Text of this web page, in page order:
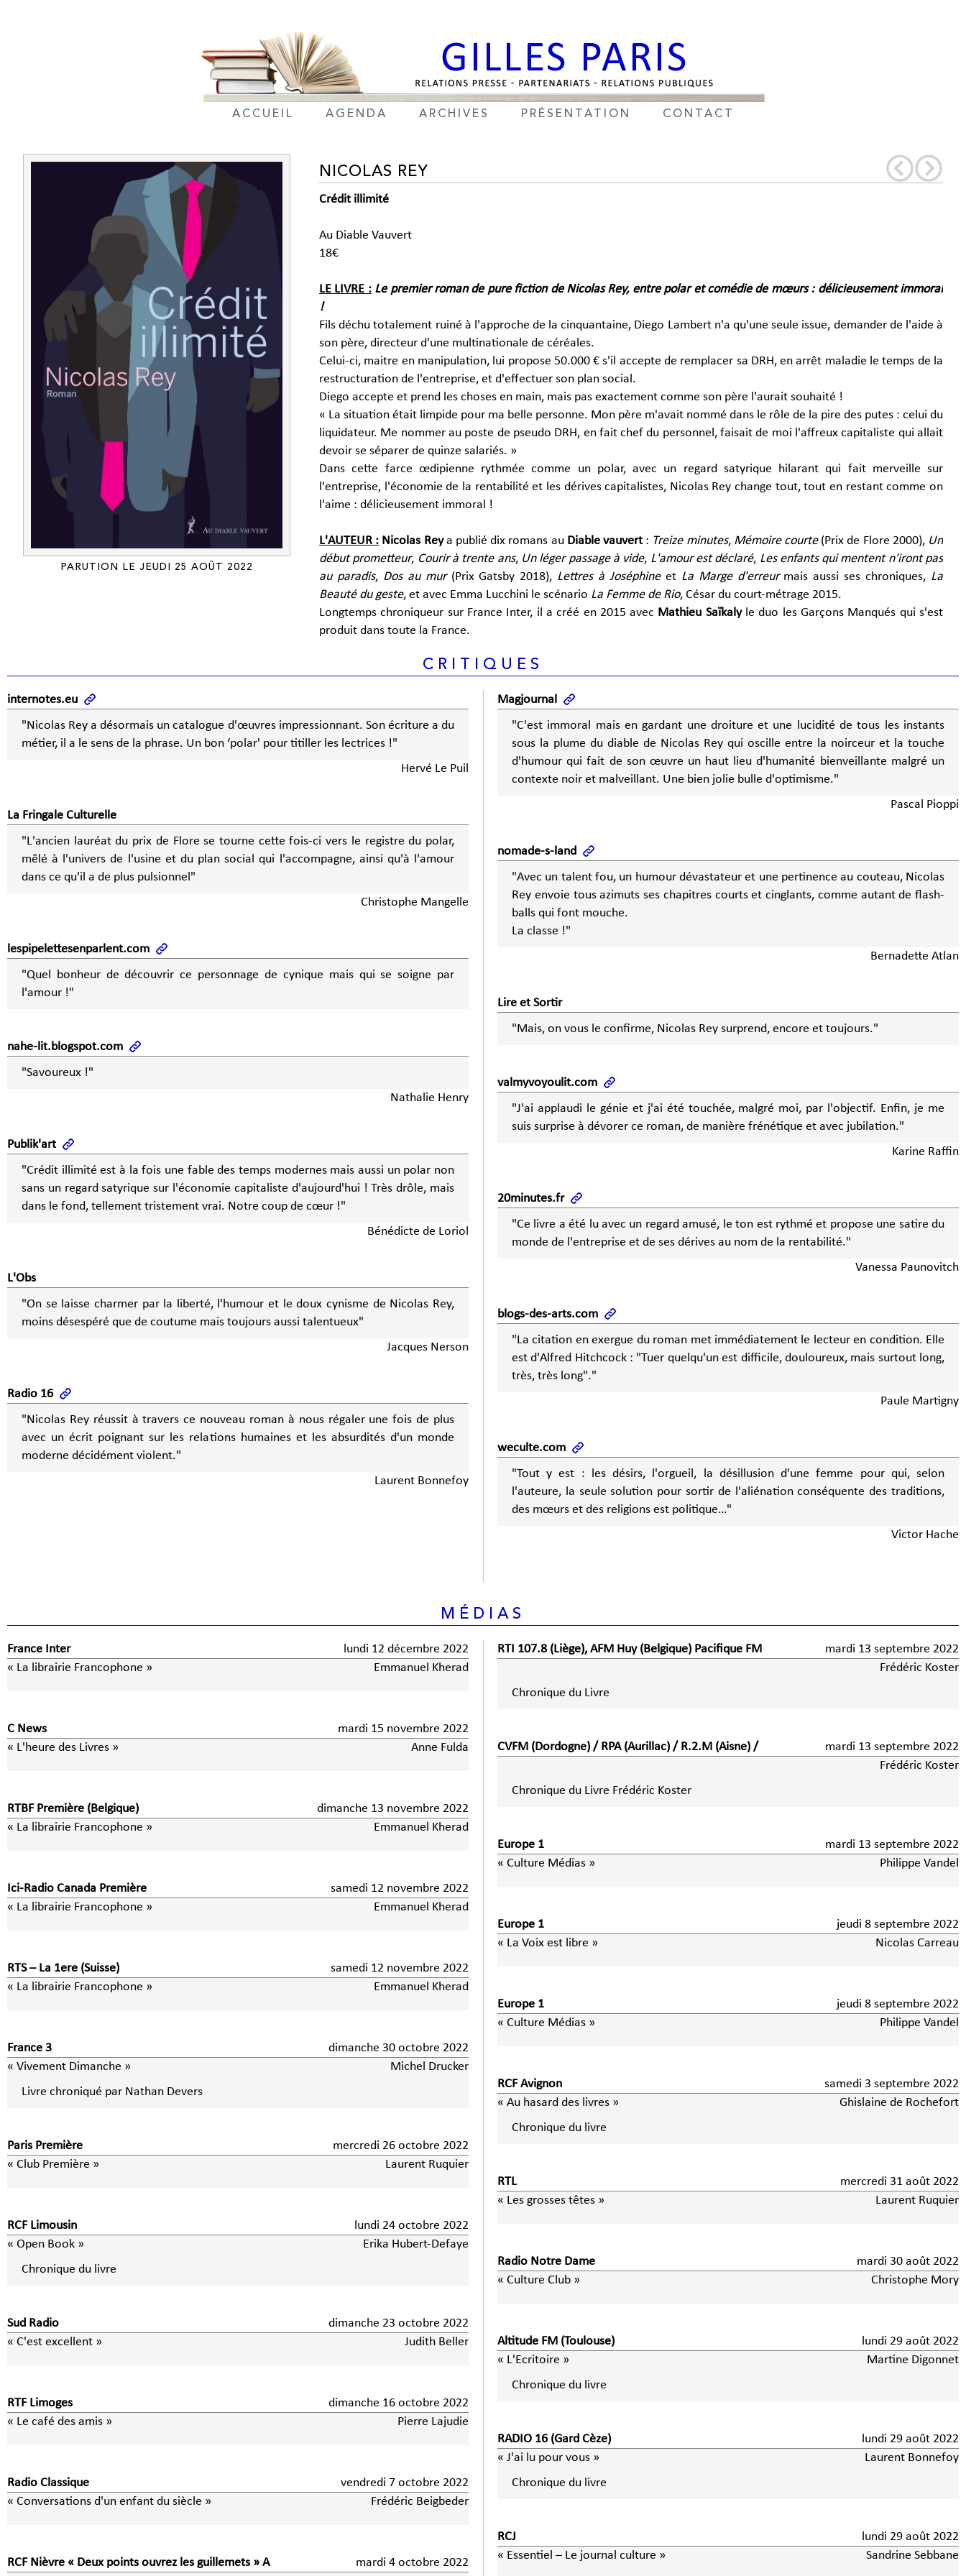
ACCUEIL AGENDA ARCHIVES PRÉSENTATION CONTACT
PARUTION LE JEUDI 25 AOÛT 2022
NICOLAS REY
Crédit illimité
Au Diable Vauvert
18€
LE LIVRE : Le premier roman de pure fiction de Nicolas Rey, entre polar et comédie de mœurs : délicieusement immoral
!
Fils déchu totalement ruiné à l'approche de la cinquantaine, Diego Lambert n'a qu'une seule issue, demander de l'aide à
son père, directeur d'une multinationale de céréales.
Celui-ci, maitre en manipulation, lui propose 50.000 € s'il accepte de remplacer sa DRH, en arrêt maladie le temps de la
restructuration de l'entreprise, et d'effectuer son plan social.
Diego accepte et prend les choses en main, mais pas exactement comme son père l'aurait souhaité !
« La situation était limpide pour ma belle personne. Mon père m'avait nommé dans le rôle de la pire des putes : celui du
liquidateur. Me nommer au poste de pseudo DRH, en fait chef du personnel, faisait de moi l'affreux capitaliste qui allait
devoir se séparer de quinze salariés. »
Dans cette farce œdipienne rythmée comme un polar, avec un regard satyrique hilarant qui fait merveille sur
l'entreprise, l'économie de la rentabilité et les dérives capitalistes, Nicolas Rey change tout, tout en restant comme on
l'aime : délicieusement immoral !
L'AUTEUR : Nicolas Reya publié dix romans au Diable vauvert: Treize minutes, Mémoire courte(Prix de Flore 2000), Un
début prometteur, Courir à trente ans, Un léger passage à vide, L'amour est déclaré, Les enfants qui mentent n'iront pas
au paradis, Dos au mur(Prix Gatsby 2018), Lettres à Joséphineet La Marge d'erreurmais aussi ses chroniques, La
Beauté du geste, et avec Emma Lucchini le scénario La Femme de Rio, César du court-métrage 2015.
Longtemps chroniqueur sur France Inter, il a créé en 2015 avec Mathieu Saïkalyle duo les Garçons Manqués qui s'est
produit dans toute la France.
CRITIQUES
internotes.eu
"Nicolas Rey a désormais un catalogue d'œuvres impressionnant. Son écriture a du
métier, il a le sens de la phrase. Un bon ‘polar' pour titiller les lectrices !"
Hervé Le Puil
La Fringale Culturelle
"L'ancien lauréat du prix de Flore se tourne cette fois-ci vers le registre du polar,
mêlé à l'univers de l'usine et du plan social qui l'accompagne, ainsi qu'à l'amour
dans ce qu'il a de plus pulsionnel"
Christophe Mangelle
lespipelettesenparlent.com
"Quel bonheur de découvrir ce personnage de cynique mais qui se soigne par
l'amour !"
nahe-lit.blogspot.com
"Savoureux !"
Nathalie Henry
Publik'art
"Crédit illimité est à la fois une fable des temps modernes mais aussi un polar non
sans un regard satyrique sur l'économie capitaliste d'aujourd'hui ! Très drôle, mais
dans le fond, tellement tristement vrai. Notre coup de cœur !"
Bénédicte de Loriol
L'Obs
"On se laisse charmer par la liberté, l'humour et le doux cynisme de Nicolas Rey,
moins désespéré que de coutume mais toujours aussi talentueux"
Jacques Nerson
Radio 16
"Nicolas Rey réussit à travers ce nouveau roman à nous régaler une fois de plus
avec un écrit poignant sur les relations humaines et les absurdités d'un monde
moderne décidément violent."
Laurent Bonnefoy
Magjournal
"C'est immoral mais en gardant une droiture et une lucidité de tous les instants
sous la plume du diable de Nicolas Rey qui oscille entre la noirceur et la touche
d'humour qui fait de son œuvre un haut lieu d'humanité bienveillante malgré un
contexte noir et malveillant. Une bien jolie bulle d'optimisme."
Pascal Pioppi
nomade-s-land
"Avec un talent fou, un humour dévastateur et une pertinence au couteau, Nicolas
Rey envoie tous azimuts ses chapitres courts et cinglants, comme autant de flash-
balls qui font mouche.
La classe !"
Bernadette Atlan
Lire et Sortir
"Mais, on vous le confirme, Nicolas Rey surprend, encore et toujours."
valmyvoyoulit.com
"J'ai applaudi le génie et j'ai été touchée, malgré moi, par l'objectif. Enfin, je me
suis surprise à dévorer ce roman, de manière frénétique et avec jubilation."
Karine Raffin
20minutes.fr
"Ce livre a été lu avec un regard amusé, le ton est rythmé et propose une satire du
monde de l'entreprise et de ses dérives au nom de la rentabilité."
Vanessa Paunovitch
blogs-des-arts.com
"La citation en exergue du roman met immédiatement le lecteur en condition. Elle
est d'Alfred Hitchcock : "Tuer quelqu'un est difficile, douloureux, mais surtout long,
très, très long"."
Paule Martigny
weculte.com
"Tout y est : les désirs, l'orgueil, la désillusion d'une femme pour qui, selon
l'auteure, la seule solution pour sortir de l'aliénation conséquente des traditions,
des mœurs et des religions est politique…"
Victor Hache
MÉDIAS
France Inter
lundi 12 décembre 2022
« La librairie Francophone »
Emmanuel Kherad
C News
mardi 15 novembre 2022
« L'heure des Livres »
Anne Fulda
RTBF Première (Belgique)
dimanche 13 novembre 2022
« La librairie Francophone »
Emmanuel Kherad
Ici-Radio Canada Première
samedi 12 novembre 2022
« La librairie Francophone »
Emmanuel Kherad
RTS – La 1ere (Suisse)
samedi 12 novembre 2022
« La librairie Francophone »
Emmanuel Kherad
France 3
dimanche 30 octobre 2022
« Vivement Dimanche »
Michel Drucker
Livre chroniqué par Nathan Devers
Paris Première
mercredi 26 octobre 2022
« Club Première »
Laurent Ruquier
RCF Limousin
lundi 24 octobre 2022
« Open Book »
Erika Hubert-Defaye
Chronique du livre
Sud Radio
dimanche 23 octobre 2022
« C'est excellent »
Judith Beller
RTF Limoges
dimanche 16 octobre 2022
« Le café des amis »
Pierre Lajudie
Radio Classique
vendredi 7 octobre 2022
« Conversations d'un enfant du siècle »
Frédéric Beigbeder
RCF Nièvre « Deux points ouvrez les guillemets » A
mardi 4 octobre 2022
RTI 107.8 (Liège), AFM Huy (Belgique) Pacifique FM
mardi 13 septembre 2022
Frédéric Koster
Chronique du Livre
CVFM (Dordogne) / RPA (Aurillac) / R.2.M (Aisne) /
mardi 13 septembre 2022
Frédéric Koster
Chronique du Livre Frédéric Koster
Europe 1
mardi 13 septembre 2022
« Culture Médias »
Philippe Vandel
Europe 1
jeudi 8 septembre 2022
« La Voix est libre »
Nicolas Carreau
Europe 1
jeudi 8 septembre 2022
« Culture Médias »
Philippe Vandel
RCF Avignon
samedi 3 septembre 2022
« Au hasard des livres »
Ghislaine de Rochefort
Chronique du livre
RTL
mercredi 31 août 2022
« Les grosses têtes »
Laurent Ruquier
Radio Notre Dame
mardi 30 août 2022
« Culture Club »
Christophe Mory
Altitude FM (Toulouse)
lundi 29 août 2022
« L'Ecritoire »
Martine Digonnet
Chronique du livre
RADIO 16 (Gard Cèze)
lundi 29 août 2022
« J'ai lu pour vous »
Laurent Bonnefoy
Chronique du livre
RCJ
lundi 29 août 2022
« Essentiel – Le journal culture »
Sandrine Sebbane